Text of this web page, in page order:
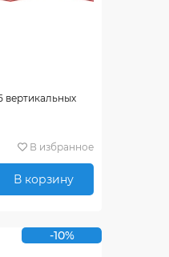
вертикальных
В избранное
В корзину
-10%